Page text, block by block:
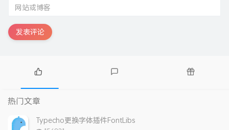
发表评论
热
门
文
章
论
热门文章
Typecho更换字体插件FontLibs